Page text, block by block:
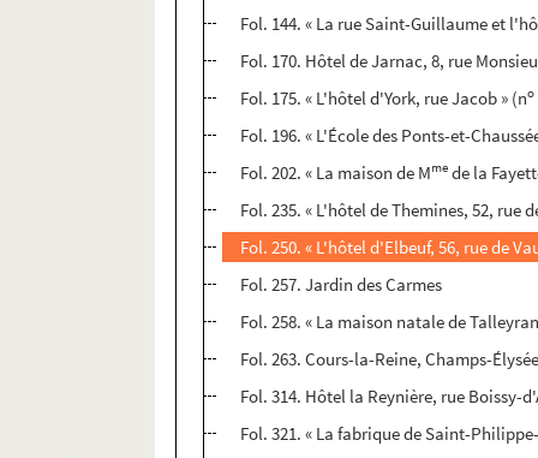
Fol. 144. « La rue Saint-Guillaume et
Fol. 170. Hôtel de Jarnac, 8, rue
Fol. 175. « L'hôtel d'York, rue Jacob » (no
Fol. 196. « L'École des Ponts-et-
Fol. 202. « La maison de Mme de la
Fol. 235. « L'hôtel de Themines, 52, rue
Fol. 250. « L'hôtel d'Elbeuf, 56, rue de
Fol. 257. Jardin des Carmes
Fol. 258. « La maison natale de
Fol. 263. Cours-la-Reine, Champs-
Fol. 314. Hôtel la Reynière, rue Boissy-
Fol. 321. « La fabrique de Saint-